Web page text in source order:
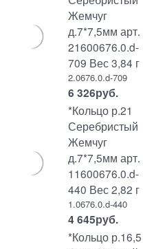
Жемчуг
д.7*7,5мм арт.
21600676.0.d-
709 Вес 3,84 г
2.0676.0.d-709
6 326руб.
*Кольцо р.21
Серебристый
Жемчуг
д.7*7,5мм арт.
11600676.0.d-
440 Вес 2,82 г
1.0676.0.d-440
4 645руб.
*Кольцо р.16,5